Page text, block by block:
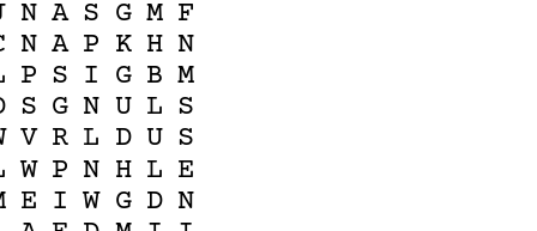
N A S G M F
N A P K H N
P S I G B M
S G N U L S
V R L D U S
W P N H L E
E I W G D N